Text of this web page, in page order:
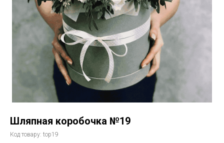
Шляпная коробочка №19
Код товару: top19